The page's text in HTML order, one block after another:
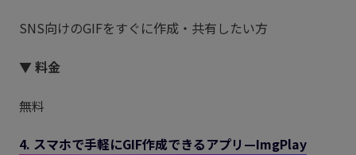
SNS向けのGIFをすぐに作成・共有したい方
▼ 料金
無料
4. スマホで手軽にGIF作成できるアプリ—ImgPlay